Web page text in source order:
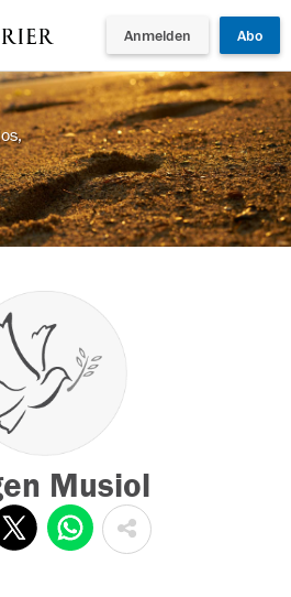
Anmelden Abo
Musiol